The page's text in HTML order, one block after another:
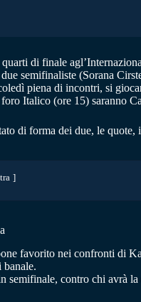
di finale
semifinaliste (Sorana
piena di incontri, si
Italico (ore 15) saranno
di forma dei due, le
favorito nei confronti di
banale.
semifinale, contro chi avrà